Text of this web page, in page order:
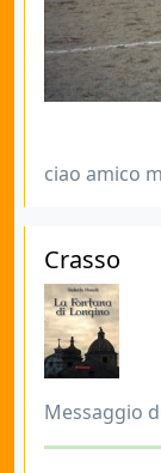
ciao amico
Crasso
Messaggio